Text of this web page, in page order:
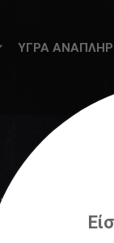
ΥΓΡΑ
(flavorshots)